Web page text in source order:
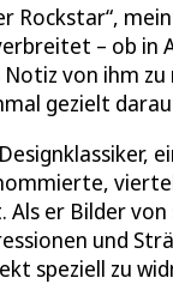
Rockstar“,
– ob in
von ihm
gezielt
Als er Bilder
und
speziell zu